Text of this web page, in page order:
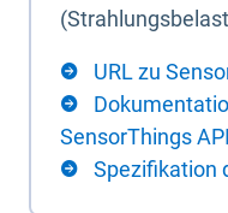
URL zu
SensorThings API
Spezifikation